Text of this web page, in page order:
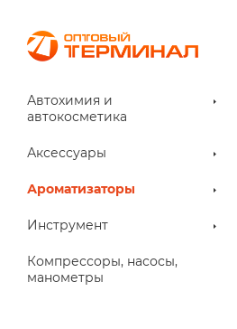
Автохимия и
автокосметика
Аксессуары
Ароматизаторы
Инструмент
Компрессоры, насосы,
манометры